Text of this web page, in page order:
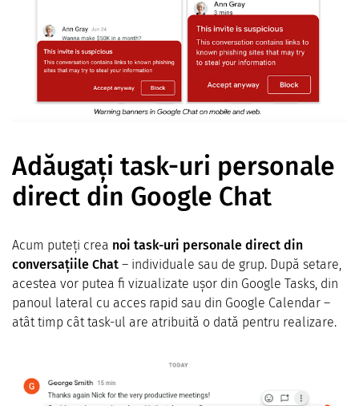
Adăugați task-uri personale
direct din Google Chat
Acum puteți crea noi task-uri personale direct din
conversațiile Chat – individuale sau de grup. După setare,
acestea vor putea fi vizualizate ușor din Google Tasks, din
panoul lateral cu acces rapid sau din Google Calendar –
atât timp cât task-ul are atribuită o dată pentru realizare.